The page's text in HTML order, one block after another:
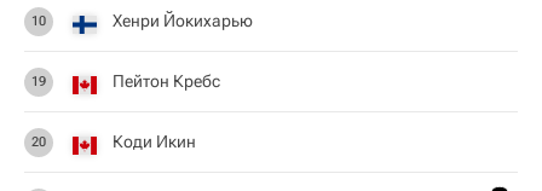
10 Хенри Йокихарью
19 Пейтон Кребс
20 Коди Икин